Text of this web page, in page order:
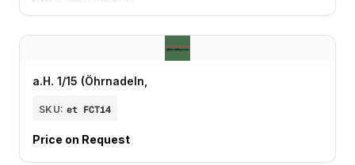
a.H. 1/15 (Öhrnadeln,
SKU: et FCT14
Price on Request